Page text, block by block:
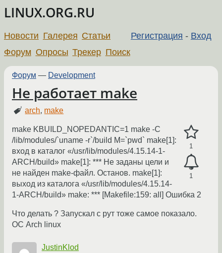
LINUX.ORG.RU
Регистрация - Вход
Новости Галерея Статьи
Форум Опросы Трекер Поиск
Форум — Development
Не работает make
arch, make
1
1
make KBUILD_NOPEDANTIC=1 make -C
/lib/modules/`uname -r`/build M=`pwd` make[1]:
вход в каталог «/usr/lib/modules/4.15.14-1-
ARCH/build» make[1]: *** Не заданы цели и
не найден make-файл. Останов. make[1]:
выход из каталога «/usr/lib/modules/4.15.14-
1-ARCH/build» make: *** [Makefile:159: all] Ошибка 2
Что делать ? Запускал с рут тоже самое показало.
ОС Arch linux
JustinKlod